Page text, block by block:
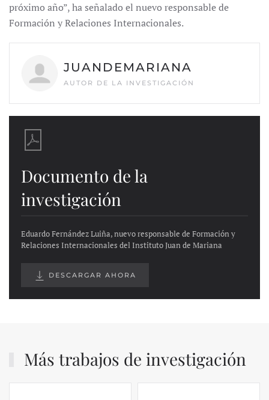
próximo año”, ha señalado el nuevo responsable de
Formación y Relaciones Internacionales.
JUANDEMARIANA
AUTOR DE LA INVESTIGACIÓN
Documento de la
investigación
Eduardo Fernández Luiña, nuevo responsable de Formación y
Relaciones Internacionales del Instituto Juan de Mariana
DESCARGAR AHORA
Más trabajos de investigación